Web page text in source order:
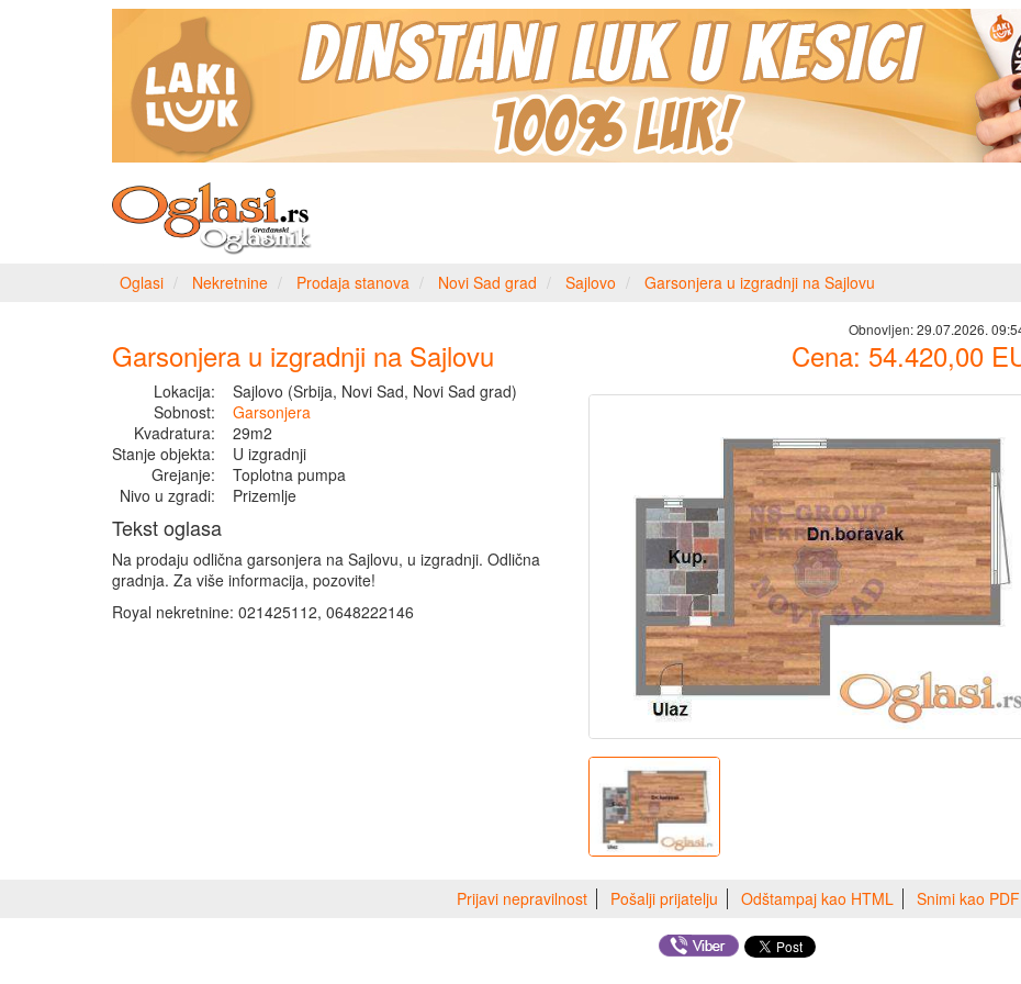
Oglasi Nekretnine Prodaja stanova Novi Sad grad Sajlovo Garsonjera u izgradnji na Sajlovu
Garsonjera u izgradnji na Sajlovu
Lokacija:
Sajlovo (Srbija, Novi Sad, Novi Sad grad)
Sobnost:
Garsonjera
Kvadratura:
29m2
Stanje objekta:
U izgradnji
Grejanje:
Toplotna pumpa
Nivo u zgradi:
Prizemlje
Tekst oglasa
Na prodaju odlična garsonjera na Sajlovu, u izgradnji. Odlična
gradnja. Za više informacija, pozovite!
Royal nekretnine: 021425112, 0648222146
Obnovljen:29.07.2026.
Cena: 54.420,00
Prijavi nepravilnost Pošalji prijatelju Odštampaj kao HTML Snimi kao PDF